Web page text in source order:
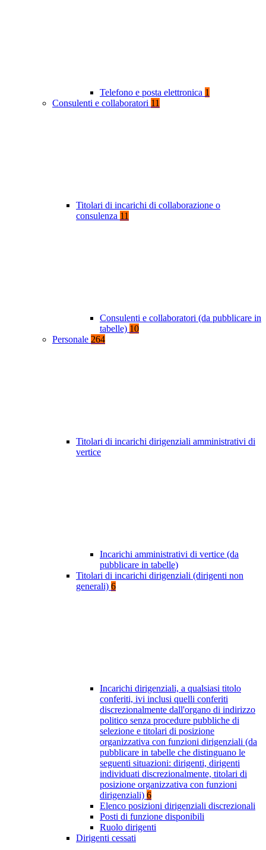
Telefono e posta elettronica 1
Consulenti e collaboratori 11
Titolari di incarichi di collaborazione o
consulenza 11
Consulenti e collaboratori (da pubblicare in
tabelle) 10
Personale 264
Titolari di incarichi dirigenziali amministrativi di
vertice
Incarichi amministrativi di vertice (da
pubblicare in tabelle)
Titolari di incarichi dirigenziali (dirigenti non
generali) 6
Incarichi dirigenziali, a qualsiasi titolo
conferiti, ivi inclusi quelli conferiti
discrezionalmente dall'organo di indirizzo
politico senza procedure pubbliche di
selezione e titolari di posizione
organizzativa con funzioni dirigenziali (da
pubblicare in tabelle che distinguano le
seguenti situazioni: dirigenti, dirigenti
individuati discrezionalmente, titolari di
posizione organizzativa con funzioni
dirigenziali) 6
Elenco posizioni dirigenziali discrezionali
Posti di funzione disponibili
Ruolo dirigenti
Dirigenti cessati